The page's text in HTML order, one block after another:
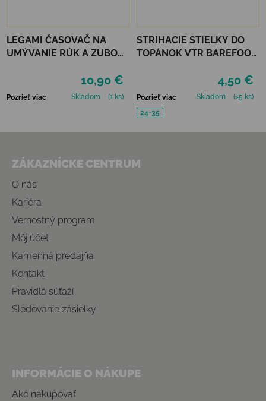
LEGAMI ČASOVAČ NA
UMÝVANIE RÚK A ZUBOV
10,90 €
Pozrieť viac Skladom (1 ks)
STRIHACIE STIELKY DO
TOPÁNOK VTR BAREFOOT
4,50 €
Pozrieť viac Skladom
(>5 ks)
24-35
ZÁKAZNÍCKE CENTRUM
O nás
Kariéra
Vernostný program
Môj účet
Kamenná predajňa
Kontakt
Pravidlá súťaží
Sledovanie zásielky
INFORMÁCIE O NÁKUPE
Ako nakupovať